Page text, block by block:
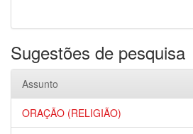
Sugestões de pesquisa
Assunto
ORAÇÃO (RELIGIÃO)